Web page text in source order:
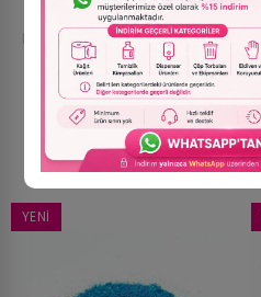
Pul Ortası Parlak Gold 25 Gr
60,00 TL
YENI